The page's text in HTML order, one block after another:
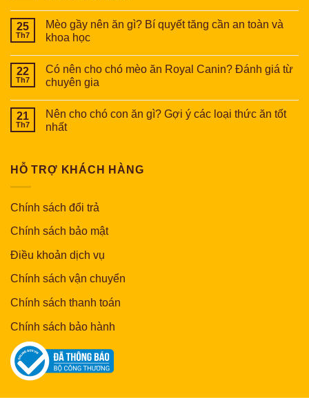
25
Th7
Mèo gầy nên ăn gì? Bí quyết tăng cần an toàn và
khoa học
22
Th7
Có nên cho chó mèo ăn Royal Canin? Đánh giá từ
chuyên gia
21
Th7
Nên cho chó con ăn gì? Gợi ý các loại thức ăn tốt
nhất
HỖ TRỢ KHÁCH HÀNG
Chính sách đổi trả
Chính sách bảo mật
Điều khoản dịch vụ
Chính sách vận chuyển
Chính sách thanh toán
Chính sách bảo hành